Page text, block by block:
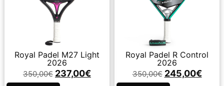
Royal Padel M27 Light
2026
350,00€ 237,00€
Royal Padel R Control
2026
350,00€ 245,00€